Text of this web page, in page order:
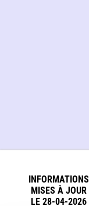
INFORMATIONS
MISES À JOUR
LE 28-04-2026